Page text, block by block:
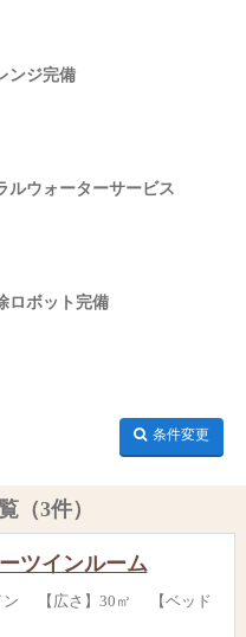
ンジ完備
ルウォーターサービス
ロボット完備
条件変更
（3件）
ツインルーム
ン 【広さ】30㎡ 【ベッド